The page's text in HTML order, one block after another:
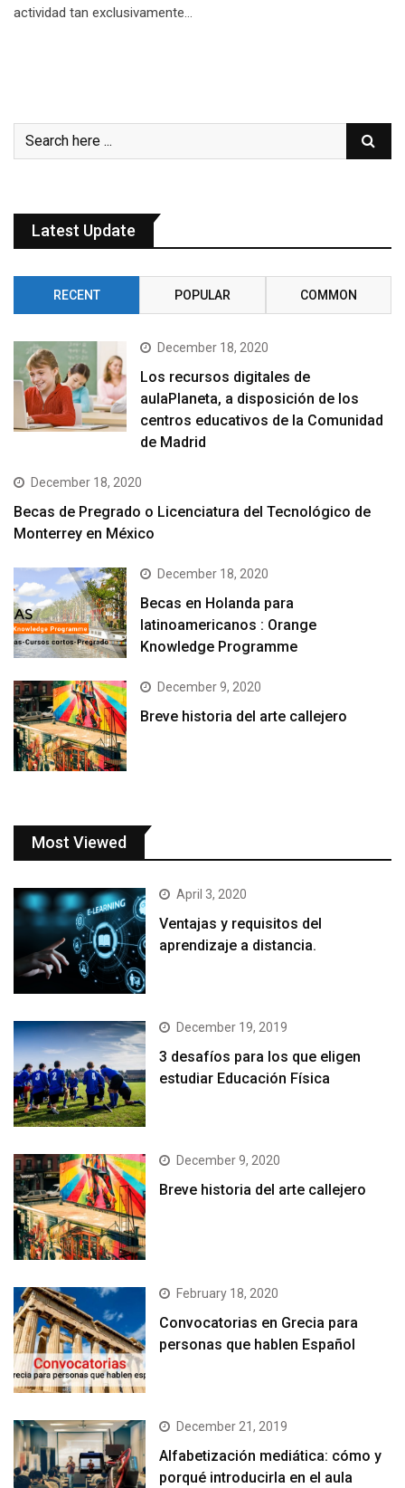
actividad tan exclusivamente…
Latest Update
RECENT POPULAR COMMON
December 18, 2020
Los recursos digitales de
aulaPlaneta, a disposición de los
centros educativos de la Comunidad
de Madrid
December 18, 2020
Becas de Pregrado o Licenciatura del Tecnológico de
Monterrey en México
December 18, 2020
Becas en Holanda para
latinoamericanos : Orange
Knowledge Programme
December 9, 2020
Breve historia del arte callejero
Most Viewed
April 3, 2020
Ventajas y requisitos del
aprendizaje a distancia.
December 19, 2019
3 desafíos para los que eligen
estudiar Educación Física
December 9, 2020
Breve historia del arte callejero
February 18, 2020
Convocatorias en Grecia para
personas que hablen Español
December 21, 2019
Alfabetización mediática: cómo y
porqué introducirla en el aula